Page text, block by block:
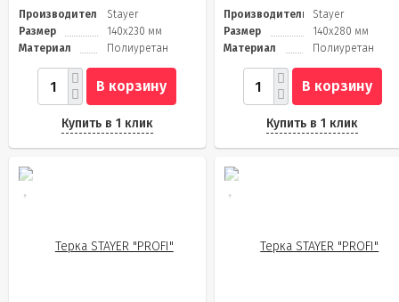
Производитель
Stayer
Размер
140x230 мм
Материал
Полиуретан
В корзину
Купить в 1 клик
Производитель
Stayer
Размер
140x280 мм
Материал
Полиуретан
В корзину
Купить в 1 клик